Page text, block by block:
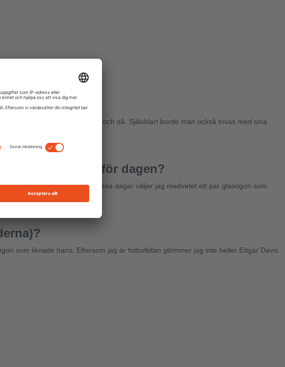
stilen?
naturligtvis också då och då. Självklart borde man också trivas med sina
(sol)glasögon för dagen?
passa till outfiten. Men vissa dagar väljer jag medvetet ett par glasögon som
passar till varje stil.
som liknade hans. Eftersom jag är fotbollsfan glömmer jag inte heller Edgar Davis